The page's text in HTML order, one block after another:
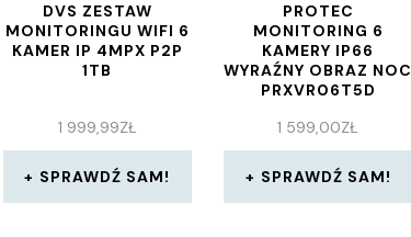
DVS ZESTAW
MONITORINGU WIFI 6
KAMER IP 4MPX P2P
1TB
1 999,99ZŁ
SPRAWDŹ SAM!
PROTEC
MONITORING 6
KAMERY IP66
WYRAŹNY OBRAZ NOC
PRXVR06T5D
1 599,00ZŁ
SPRAWDŹ SAM!